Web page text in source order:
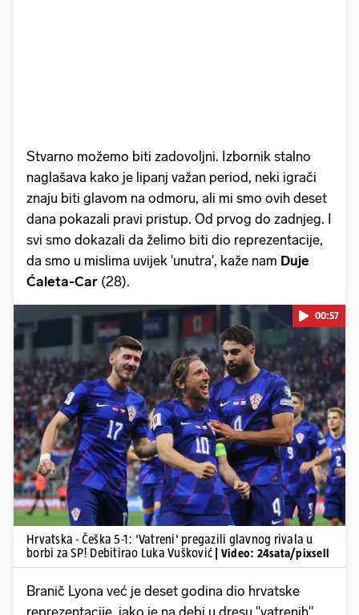
Stvarno možemo biti zadovoljni. Izbornik stalno
naglašava kako je lipanj važan period, neki igrači
znaju biti glavom na odmoru, ali mi smo ovih deset
dana pokazali pravi pristup. Od prvog do zadnjeg. I
svi smo dokazali da želimo biti dio reprezentacije,
da smo u mislima uvijek 'unutra', kaže nam Duje
Ćaleta-Car (28).
Pokretanje videa...
00:57
Hrvatska - Češka 5-1: 'Vatreni' pregazili glavnog rivala u
borbi za SP! Debitirao Luka Vušković
| Video: 24sata/pixsell
Branič Lyona već je deset godina dio hrvatske
reprezentacije, iako je na debi u dresu "vatrenih"